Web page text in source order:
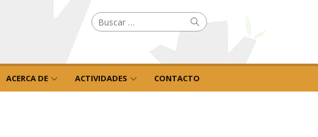
Buscar
por: Buscar
ACERCA DE ACTIVIDADES CONTACTO